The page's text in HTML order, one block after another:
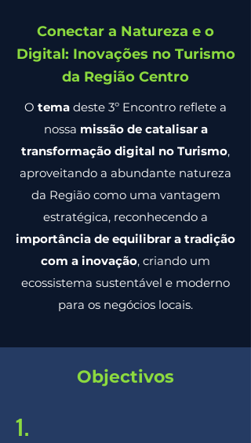
Conectar a Natureza e o
Digital: Inovações no Turismo
da Região Centro
O tema deste 3º Encontro reflete a
nossa missão de catalisar a
transformação digital no Turismo,
aproveitando a abundante natureza
da Região como uma vantagem
estratégica, reconhecendo a
importância de equilibrar a tradição
com a inovação, criando um
ecossistema sustentável e moderno
para os negócios locais.
Objectivos
1.